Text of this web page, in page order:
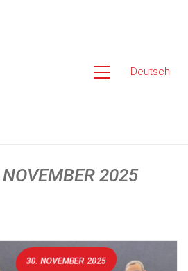
Deutsch
NOVEMBER 2025
30. NOVEMBER 2025